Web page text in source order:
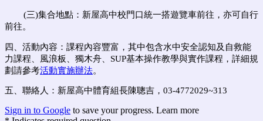
(三)集合地點：新屋高中校門口統一搭遊覽車前往，亦可自行
前往。
四、活動內容： 課程內容豐富，其中包含水中安全認知及自救能
力課程、風浪板、獨木舟、SUP基本操作教學與實作課程，詳細規
劃請參考活動實施辦法。
五、聯絡人：新屋高中體育組長陳聰吉，03-4772029~313
Sign in to Google to save your progress. Learn more